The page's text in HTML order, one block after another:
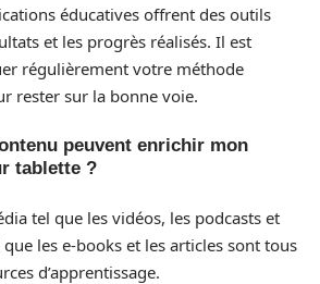
éducatives offrent des outils
et les progrès réalisés. Il est
régulièrement votre méthode
rester sur la bonne voie.
peuvent enrichir mon
tablette ?
tel que les vidéos, les podcasts et
les e-books et les articles sont tous
d’apprentissage.